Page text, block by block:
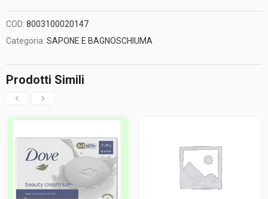
originale
era:
2,50€.
attuale
è:
1,89€.
COD: 8003100020147
Categoria: SAPONE E BAGNOSCHIUMA
Prodotti Simili